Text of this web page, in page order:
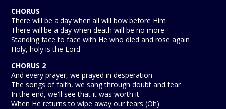
CHORUS
There will be a day when all will bow before Him
There will be a day when death will be no more
Standing face to face with He who died and rose again
Holy, holy is the Lord
CHORUS 2
And every prayer, we prayed in desperation
The songs of faith, we sang through doubt and fear
In the end, we'll see that it was worth it
When He returns to wipe away our tears (Oh)